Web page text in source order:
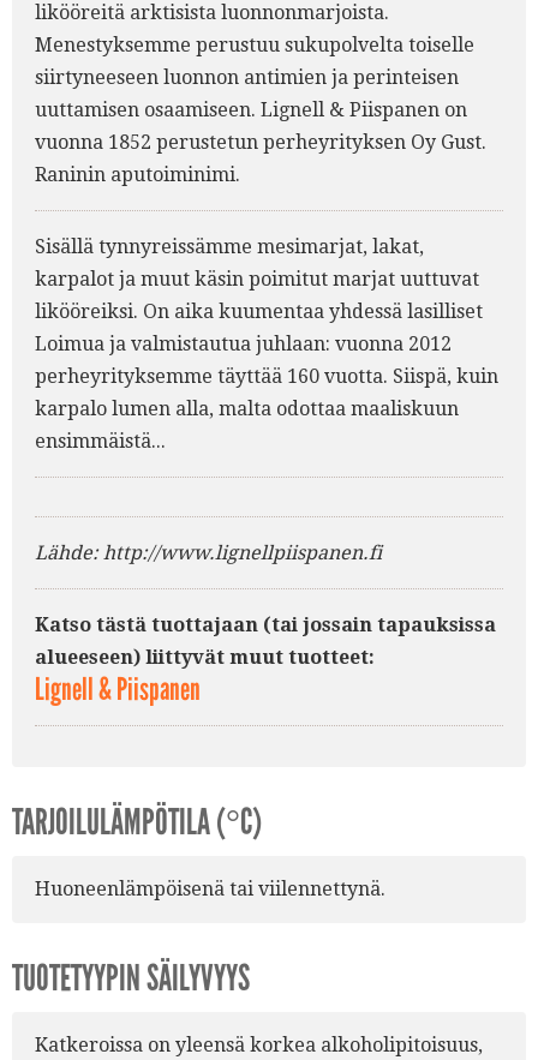
likööreitä arktisista luonnonmarjoista.
Menestyksemme perustuu sukupolvelta toiselle
siirtyneeseen luonnon antimien ja perinteisen
uuttamisen osaamiseen. Lignell & Piispanen on
vuonna 1852 perustetun perheyrityksen Oy Gust.
Raninin aputoiminimi.
Sisällä tynnyreissämme mesimarjat, lakat,
karpalot ja muut käsin poimitut marjat uuttuvat
likööreiksi. On aika kuumentaa yhdessä lasilliset
Loimua ja valmistautua juhlaan: vuonna 2012
perheyrityksemme täyttää 160 vuotta. Siispä, kuin
karpalo lumen alla, malta odottaa maaliskuun
ensimmäistä...
Lähde: http://www.lignellpiispanen.fi
Katso tästä tuottajaan (tai jossain tapauksissa
alueeseen) liittyvät muut tuotteet:
Lignell & Piispanen
TARJOILULÄMPÖTILA (°C)
Huoneenlämpöisenä tai viilennettynä.
TUOTETYYPIN SÄILYVYYS
Katkeroissa on yleensä korkea alkoholipitoisuus,